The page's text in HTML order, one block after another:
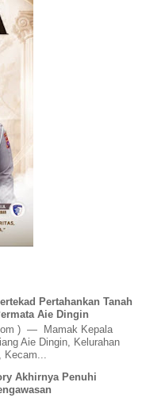
Pertahankan Tanah
Aie Dingin
) — Mamak Kepala
Aie Dingin, Kelurahan
Akhirnya Penuhi